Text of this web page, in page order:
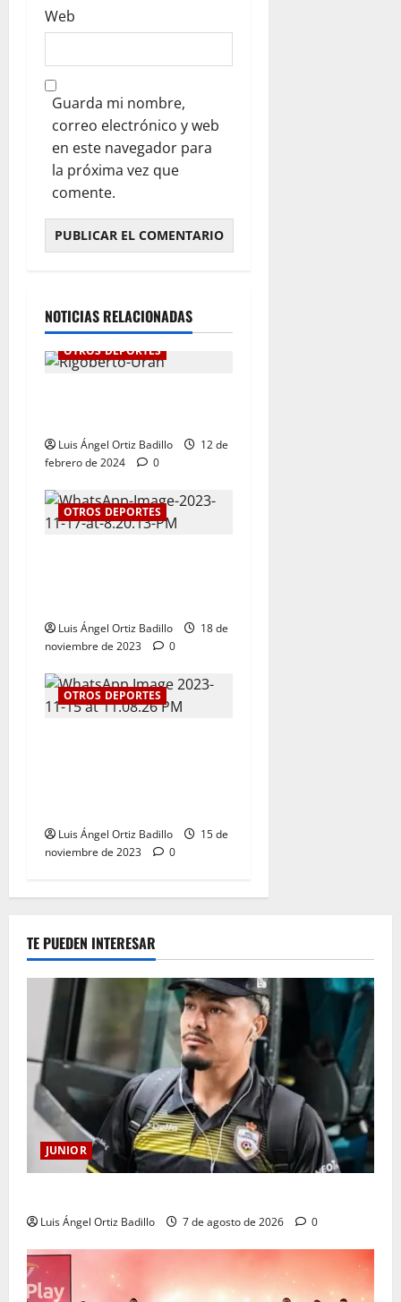
Web
Guarda mi nombre,
correo electrónico y web
en este navegador para
la próxima vez que
comente.
NOTICIAS RELACIONADAS
OTROS DEPORTES
Luis Ángel Ortiz Badillo
12 de
febrero de 2024
0
OTROS DEPORTES
Luis Ángel Ortiz Badillo
18 de
noviembre de 2023
0
OTROS DEPORTES
Luis Ángel Ortiz Badillo
15 de
noviembre de 2023
0
TE PUEDEN INTERESAR
JUNIOR
Luis Ángel Ortiz Badillo 7 de agosto de 2026 0